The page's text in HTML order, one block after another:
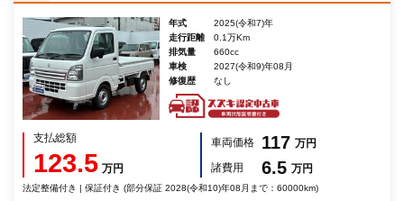
年式
2025(令和7)年
走行距離
0.1万Km
排気量
660cc
車検
2027(令和9)年08月
修復歴
なし
支払総額
123.5 万円
車両価格 117 万円
諸費用
6.5 万円
法定整備付き | 保証付き (部分保証 2028(令和10)年08月まで：60000km)